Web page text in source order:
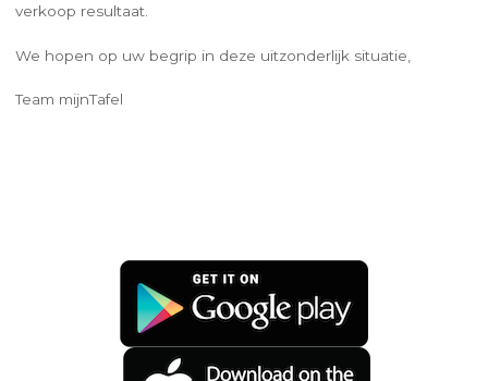
verkoop resultaat.
We hopen op uw begrip in deze uitzonderlijk situatie,
Team mijnTafel